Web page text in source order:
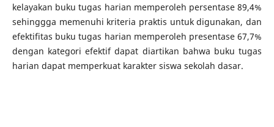
kelayakan buku tugas harian memperoleh persentase 89,4%
sehinggga memenuhi kriteria praktis untuk digunakan, dan
efektifitas buku tugas harian memperoleh presentase 67,7%
dengan kategori efektif dapat diartikan bahwa buku tugas
harian dapat memperkuat karakter siswa sekolah dasar.